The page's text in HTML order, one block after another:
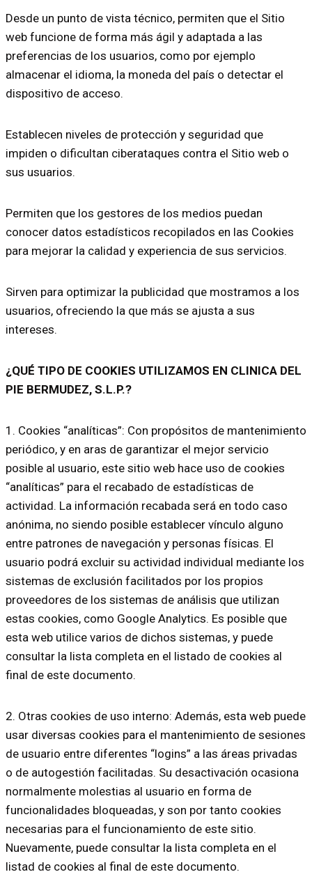
Desde un punto de vista técnico, permiten que el Sitio
web funcione de forma más ágil y adaptada a las
preferencias de los usuarios, como por ejemplo
almacenar el idioma, la moneda del país o detectar el
dispositivo de acceso.
Establecen niveles de protección y seguridad que
impiden o dificultan ciberataques contra el Sitio web o
sus usuarios.
Permiten que los gestores de los medios puedan
conocer datos estadísticos recopilados en las Cookies
para mejorar la calidad y experiencia de sus servicios.
Sirven para optimizar la publicidad que mostramos a los
usuarios, ofreciendo la que más se ajusta a sus
intereses.
¿QUÉ TIPO DE COOKIES UTILIZAMOS EN CLINICA DEL
PIE BERMUDEZ, S.L.P.?
1. Cookies “analíticas”: Con propósitos de mantenimiento
periódico, y en aras de garantizar el mejor servicio
posible al usuario, este sitio web hace uso de cookies
“analíticas” para el recabado de estadísticas de
actividad. La información recabada será en todo caso
anónima, no siendo posible establecer vínculo alguno
entre patrones de navegación y personas físicas. El
usuario podrá excluir su actividad individual mediante los
sistemas de exclusión facilitados por los propios
proveedores de los sistemas de análisis que utilizan
estas cookies, como Google Analytics. Es posible que
esta web utilice varios de dichos sistemas, y puede
consultar la lista completa en el listado de cookies al
final de este documento.
2. Otras cookies de uso interno: Además, esta web puede
usar diversas cookies para el mantenimiento de sesiones
de usuario entre diferentes “logins” a las áreas privadas
o de autogestión facilitadas. Su desactivación ocasiona
normalmente molestias al usuario en forma de
funcionalidades bloqueadas, y son por tanto cookies
necesarias para el funcionamiento de este sitio.
Nuevamente, puede consultar la lista completa en el
listad de cookies al final de este documento.